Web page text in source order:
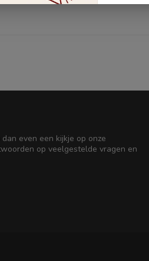
even een kijkje op onze
op veelgestelde vragen en